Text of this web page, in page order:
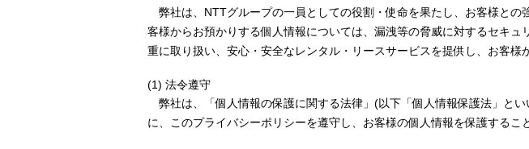
弊社は、NTTグループの一員としての役割・使命を果たし、お客様と
客様からお預かりする個人情報については、漏洩等の脅威に対するセキ
重に取り扱い、安心・安全なレンタル・リースサービスを提供し、お客
(1) 法令遵守
弊社は、「個人情報の保護に関する法律」(以下「個人情報保護法」と
に、このプライバシーポリシーを遵守し、お客様の個人情報を保護するこ